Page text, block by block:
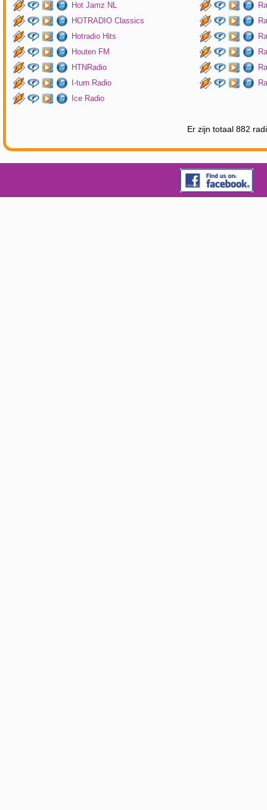
Hot Jamz NL
HOTRADIO Classics
Hotradio Hits
Houten FM
HTNRadio
I-turn Radio
Ice Radio
Er zijn totaal 882